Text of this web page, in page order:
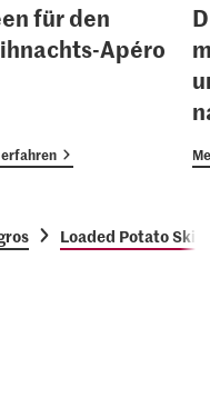
für den
Apéro
erfahren
Loaded Potato